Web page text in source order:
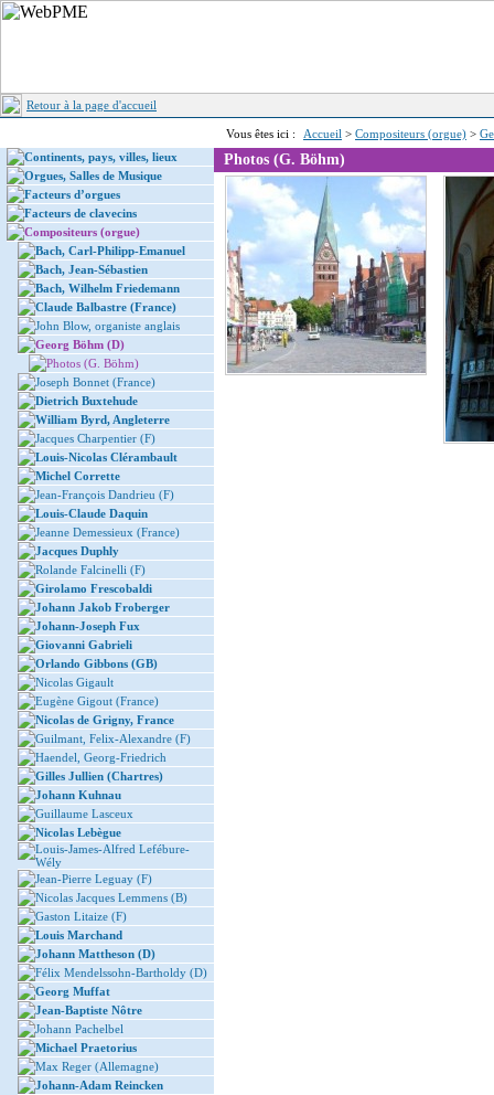
Retour à la page d'accueil
Vous êtes ici : Accueil > Compositeurs (orgue) >
Continents, pays, villes, lieux
Orgues, Salles de Musique
Facteurs d’orgues
Facteurs de clavecins
Compositeurs (orgue)
Bach, Carl-Philipp-Emanuel
Bach, Jean-Sébastien
Bach, Wilhelm Friedemann
Claude Balbastre (France)
John Blow, organiste anglais
Georg Böhm (D)
Photos (G. Böhm)
Joseph Bonnet (France)
Dietrich Buxtehude
William Byrd, Angleterre
Jacques Charpentier (F)
Louis-Nicolas Clérambault
Michel Corrette
Jean-François Dandrieu (F)
Louis-Claude Daquin
Jeanne Demessieux (France)
Jacques Duphly
Rolande Falcinelli (F)
Girolamo Frescobaldi
Johann Jakob Froberger
Johann-Joseph Fux
Giovanni Gabrieli
Orlando Gibbons (GB)
Nicolas Gigault
Eugène Gigout (France)
Nicolas de Grigny, France
Guilmant, Felix-Alexandre (F)
Haendel, Georg-Friedrich
Gilles Jullien (Chartres)
Johann Kuhnau
Guillaume Lasceux
Nicolas Lebègue
Louis-James-Alfred Lefébure-
Wély
Jean-Pierre Leguay (F)
Nicolas Jacques Lemmens (B)
Gaston Litaize (F)
Louis Marchand
Johann Mattheson (D)
Félix Mendelssohn-Bartholdy (D)
Georg Muffat
Jean-Baptiste Nôtre
Johann Pachelbel
Michael Praetorius
Max Reger (Allemagne)
Johann-Adam Reincken
Photos (G. Böhm)